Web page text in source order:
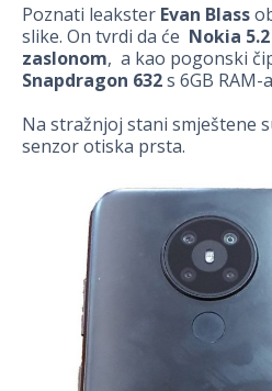
Poznati leakster Evan Blass
slike. On tvrdi da će Nokia
zaslonom, a kao pogonski
Snapdragon 632s 6GB RAM-
Na stražnjoj stani smještene
senzor otiska prsta.